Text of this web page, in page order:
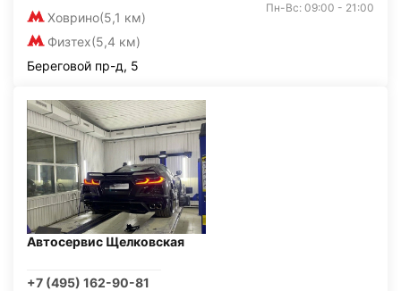
Ховрино(5,1 км)
Физтех(5,4 км)
Пн-Вс: 09:00 - 21:00
Береговой пр-д, 5
Автосервис Щелковская
+7 (495) 162-90-81